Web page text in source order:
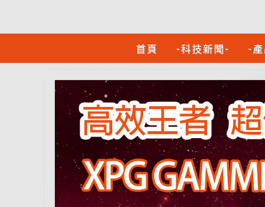
首頁 -科技新聞- -